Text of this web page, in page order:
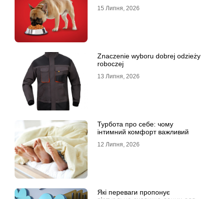
15 Липня, 2026
Znaczenie wyboru dobrej odzieży
roboczej
13 Липня, 2026
Турбота про себе: чому
інтимний комфорт важливий
12 Липня, 2026
Які переваги пропонує